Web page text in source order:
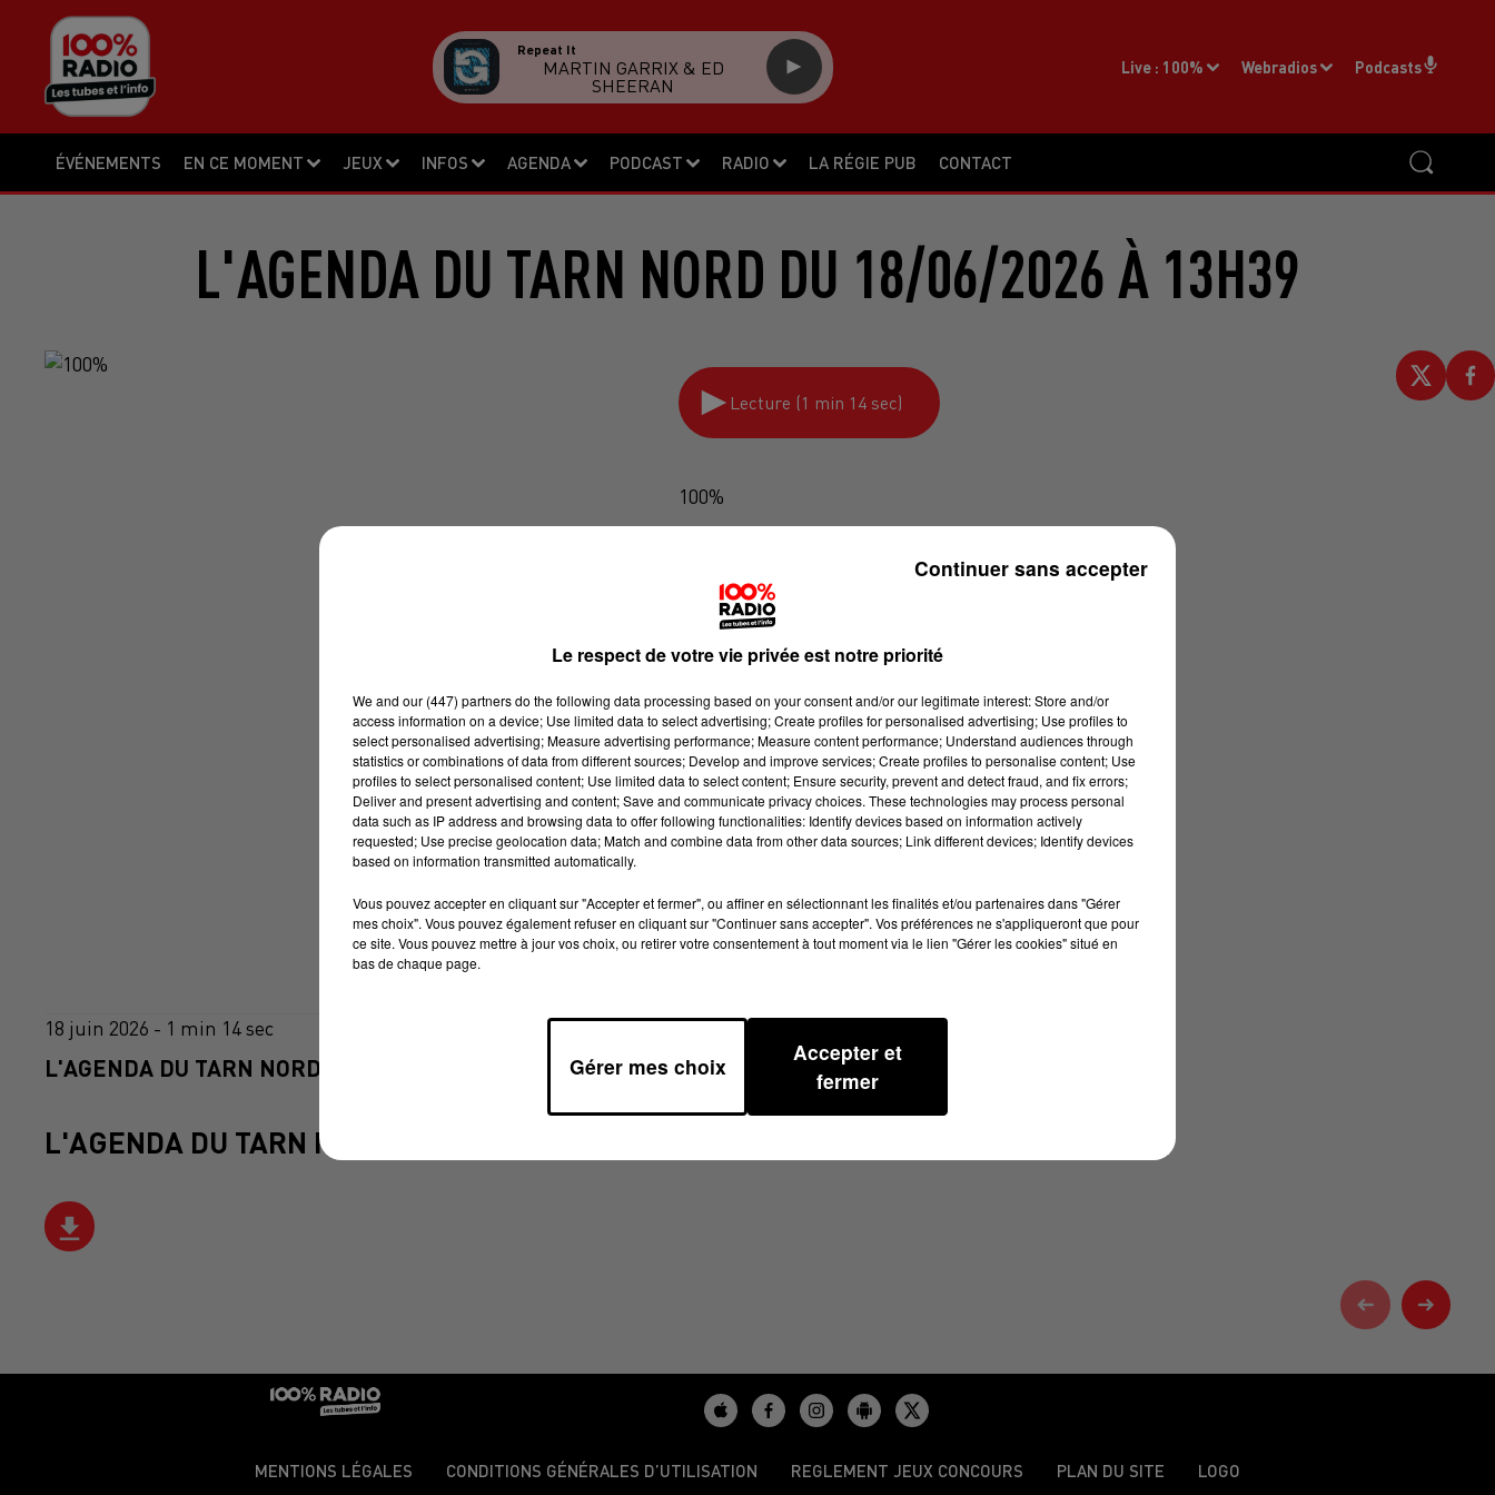
ÉVÉNEMENTS EN CE MOMENT JEUX INFOS AGENDA PODCAST RADIO LA RÉGIE PUB CONTACT
Live : 100% Webradios Podcasts
Repeat It
MARTIN GARRIX & ED
SHEERAN
L'AGENDA DU TARN NORD DU 18/06/2026 À 13H39
Lecture (1 min 14 sec)
100%
18 juin 2026 - 1 min 14 sec
L'AGENDA DU TARN NORD DU 18/06/2026 À 13H39
L'AGENDA DU TARN NORD
MENTIONS LÉGALES CONDITIONS GÉNÉRALES D’UTILISATION REGLEMENT JEUX CONCOURS PLAN DU SITE LOGO
Le respect de votre vie privée est notre priorité
We and our (447) partnersdo the following data processing based on your consent and/or our legitimate interest: Store and/or
access information on a device; Use limited data to select advertising; Create profiles for personalised advertising; Use profiles to
select personalised advertising; Measure advertising performance; Measure content performance; Understand audiences through
statistics or combinations of data from different sources; Develop and improve services; Create profiles to personalise content; Use
profiles to select personalised content; Use limited data to select content; Ensure security, prevent and detect fraud, and fix errors;
Deliver and present advertising and content; Save and communicate privacy choices. These technologies may process personal
data such as IP address and browsing data to offer following functionalities: Identify devices based on information actively
requested; Use precise geolocation data; Match and combine data from other data sources; Link different devices; Identify devices
based on information transmitted automatically.
Vous pouvez accepter en cliquant sur "Accepter et fermer", ou affiner en sélectionnant les finalités et/ou partenaires dans "Gérer
mes choix". Vous pouvez également refuser en cliquant sur "Continuer sans accepter". Vos préférences ne s'appliqueront que pour
ce site. Vous pouvez mettre à jour vos choix, ou retirer votre consentement à tout moment via le lien "Gérer les cookies" situé en
bas de chaque page.
Gérer mes choix
Accepter et
fermer
Continuer sans accepter